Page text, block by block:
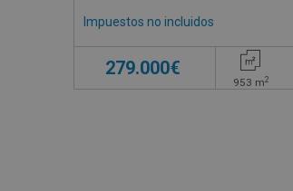
Impuestos no incluidos
279.000€
953 m2